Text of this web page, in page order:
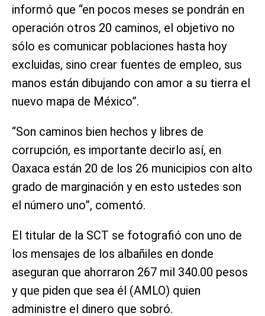
informó que “en pocos meses se pondrán en
operación otros 20 caminos, el objetivo no
sólo es comunicar poblaciones hasta hoy
excluidas, sino crear fuentes de empleo, sus
manos están dibujando con amor a su tierra el
nuevo mapa de México”.
“Son caminos bien hechos y libres de
corrupción, es importante decirlo así, en
Oaxaca están 20 de los 26 municipios con alto
grado de marginación y en esto ustedes son
el número uno”, comentó.
El titular de la SCT se fotografió con uno de
los mensajes de los albañiles en donde
aseguran que ahorraron 267 mil 340.00 pesos
y que piden que sea él (AMLO) quien
administre el dinero que sobró.